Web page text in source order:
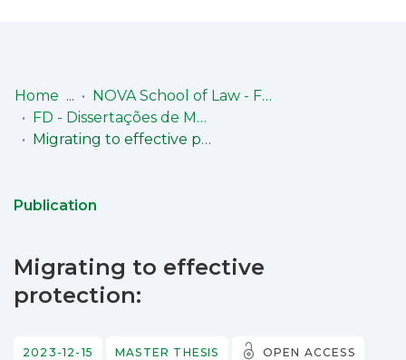
Communities
Statistics
Home
NOVA School of Law - Faculdade de Direito (NSL-FD)
FD - Dissertações de Mestrado
Migrating to effective protection:
Publication
Migrating to effective
protection:
2023-12-15 MASTER THESIS OPEN ACCESS